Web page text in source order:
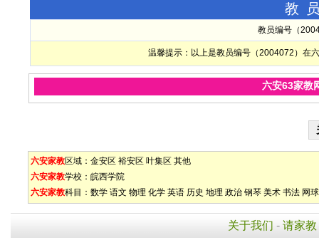
教
教员编号（
温馨提示：以上是教员编号（2004072）在
六安63家教
六安家教区域： 金安区 裕安区 叶集区 其他
六安家教学校： 皖西学院
六安家教科目： 数学 语文 物理 化学 英语 历史 地理 政治 钢琴 美术 书法 网球
关于我们 - 请家教